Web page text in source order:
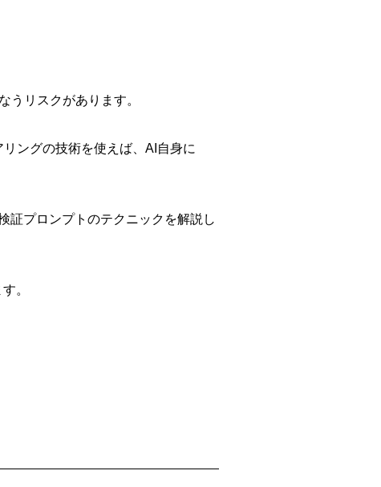
うリスクがあります。
ングの技術を使えば、AI自身に
証プロンプトのテクニックを解説し
。